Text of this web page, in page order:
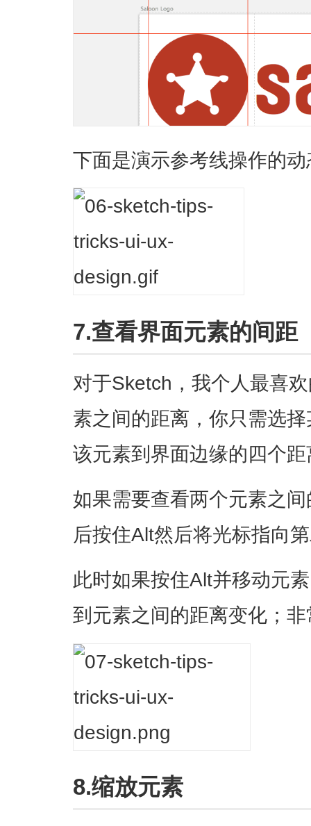
下面是演示参考线操作的
7.查看界面元素的间距
对于Sketch，我个人最喜
素之间的距离，你只需选
该元素到界面边缘的四个
如果需要查看两个元素之
后按住Alt然后将光标指向
此时如果按住Alt并移动元
到元素之间的距离变化；
8.缩放元素